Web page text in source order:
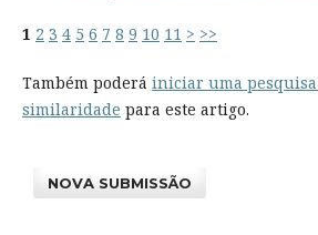
1 2 3 4 5 6 7 8 9 10 11 > >>
Também poderá iniciar uma pesquisa
similaridade para este artigo.
NOVA SUBMISSÃO